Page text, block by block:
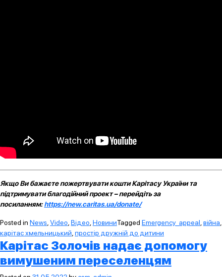
Якщо Ви бажаєте пожертвувати кошти Карітасу України та
підтримувати благодійний проект – перейдіть за
посиланням:https://new.caritas.ua/donate/
Posted in News Video Відео НовиниTagged Emergency_appeal війна
карітас хмельницький простір дружній до дитини
Карітас Золочів надає допомогу
вимушеним переселенцям